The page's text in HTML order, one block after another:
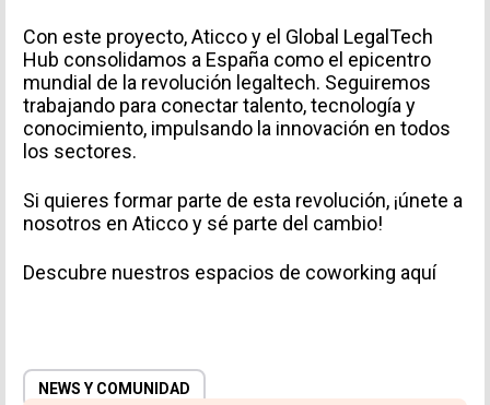
Con este proyecto, Aticco y el Global LegalTech
Hub consolidamos a España como el epicentro
mundial de la revolución legaltech. Seguiremos
trabajando para conectar talento, tecnología y
conocimiento, impulsando la innovación en todos
los sectores.
Si quieres formar parte de esta revolución, ¡únete a
nosotros en Aticco y sé parte del cambio!
Descubre nuestros espacios de coworking aquí
NEWS Y COMUNIDAD